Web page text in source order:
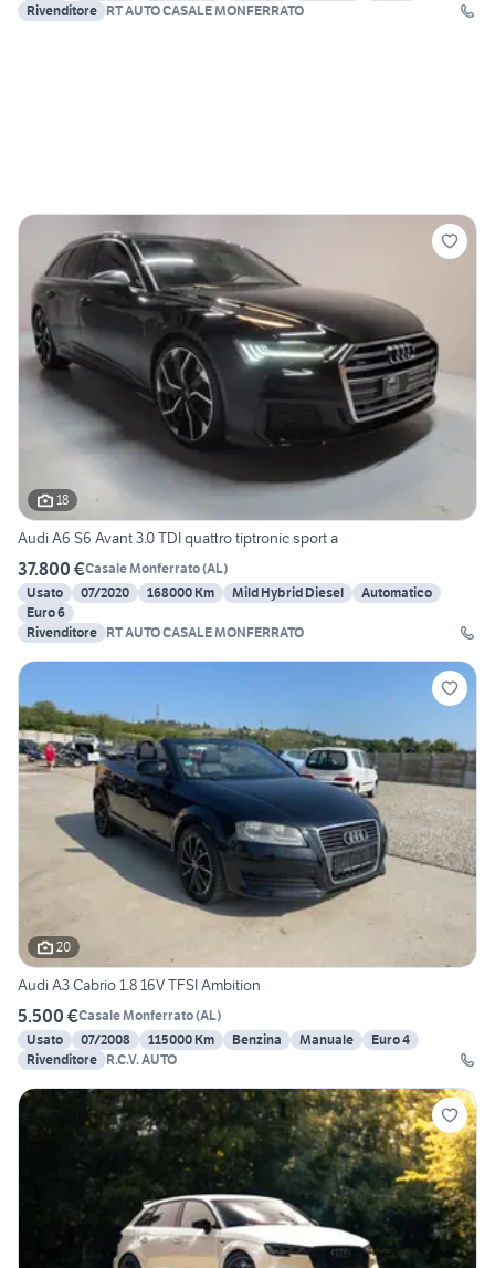
Rivenditore RT AUTO CASALE MONFERRATO
18
Audi A6 S6 Avant 3.0 TDI quattro tiptronic sport a
37.800 €Casale Monferrato(AL)
Usato
07/2020 168000 Km Mild Hybrid Diesel
Automatico
Euro 6
Rivenditore RT AUTO CASALE MONFERRATO
20
Audi A3 Cabrio 1.8 16V TFSI Ambition
5.500 €Casale Monferrato(AL)
Usato
07/2008 115000 Km Benzina Manuale
Euro 4
Rivenditore R.C.V. AUTO